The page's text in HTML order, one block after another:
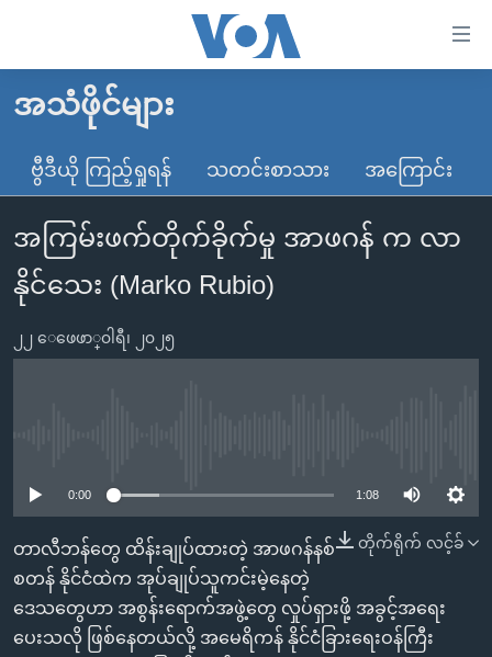
လွယ်ကူ
သည့်
Link
များ
ပင်မ
သို့
စာမျက်နှာ
သို့
ကျော်
ကြည့်
မူလစာမျက်နှာ
မြန်မာ
ကမ္ဘာ့သတင်းများ
နိုင်ငံတကာ
အမေရိကန်
အစ္စရေး-ပါလက်စတိုင်း
ဗွီဒီယို
သတင်းလွတ်လပ်ခွင့်
ရပ်ဝန်းတခု လမ်းတခု အလွန်
အင်္ဂလိပ်စာလေ့လာမယ်
ဗွီအိုအေ လူမှုကွန်ယက်များ
အသံဖိုင်များ
ဗွီဒီယို ကြည့်ရှုရန် သတင်းစာသား အကြောင်း
အကြမ်းဖက်တိုက်ခိုက်မှု အာဖဂန် က လာ
နိုင်သေး (Marko Rubio)
၂၂ ေဖေဖာ္၀ါရီ၊ ၂၀၂၅
0:00 1:08
တိုက်ရိုက် လင့်ခ်
တာလီဘန်တွေ ထိန်းချုပ်ထားတဲ့ အာဖဂန်နစ်
စတန် နိုင်ငံထဲက အုပ်ချုပ်သူကင်းမဲ့နေတဲ့
ဒေသတွေဟာ အစွန်းရောက်အဖွဲ့တွေ လှုပ်ရှားဖို့ အခွင့်အရေး
ပေးသလို ဖြစ်နေတယ်လို့ အမေရိကန် နိုင်ငံခြားရေးဝန်ကြီး